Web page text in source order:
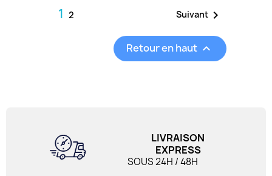
1 2 Suivant 
Retour en haut 
LIVRAISON
EXPRESS
SOUS 24H / 48H